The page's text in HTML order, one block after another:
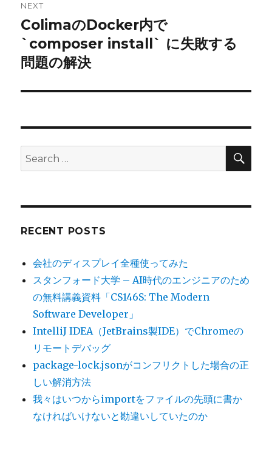
NEXT
Next
post:
ColimaのDocker内で
`composer install` に失敗する
問題の解決
Search
for:
RECENT POSTS
会社のディスプレイ全種使ってみた
スタンフォード大学 – AI時代のエンジニアのため
の無料講義資料「CS146S: The Modern
Software Developer」
IntelliJ IDEA（JetBrains製IDE）でChromeの
リモートデバッグ
package-lock.jsonがコンフリクトした場合の正
しい解消方法
我々はいつからimportをファイルの先頭に書か
なければいけないと勘違いしていたのか